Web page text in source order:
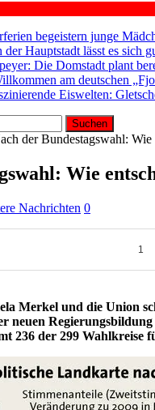
begeistern junge
der Hauptstadt lässt es sich
Die Domstadt plant
am deutschen
Eiswelten:
der Bundestagswahl:
Wie
Nachrichten 0
1
Merkel und die Union
neuen
236 der 299